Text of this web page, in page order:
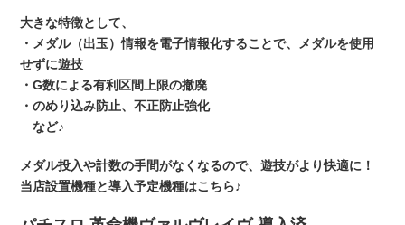
大きな特徴として、
・メダル（出玉）情報を電子情報化することで、メダルを使用
せずに遊技
・G数による有利区間上限の撤廃
・のめり込み防止、不正防止強化
など♪
メダル投入や計数の手間がなくなるので、遊技がより快適に！
当店設置機種と導入予定機種はこちら♪